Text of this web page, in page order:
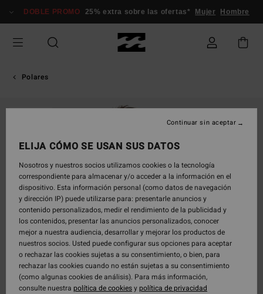
información
DOBLE PROMO 25% extra sobre las ofertas* Mujer Hombre
Polares
ELIJA CÓMO SE USAN SUS DATOS
Nosotros y nuestros socios utilizamos cookies o la tecnología
correspondiente para almacenar y/o acceder a la información en el
dispositivo. Esta información personal (como datos de navegación
y dirección IP) puede utilizarse para: presentarle anuncios y
contenido personalizados, medir el rendimiento de la publicidad y
los contenidos, presentar las anuncios personalizados, conocer
mejor a nuestra audiencia, desarrollar y mejorar los productos de
nuestros socios. Usted puede configurar sus opciones para aceptar
o rechazar las cookies sujetas a su consentimiento, o bien, para
rechazar las cookies cuando no están sujetas a su consentimiento
(como algunas cookies de análisis). Para más información,
consulte nuestra política de cookiesypolítica de privacidad
Continuar sin aceptar